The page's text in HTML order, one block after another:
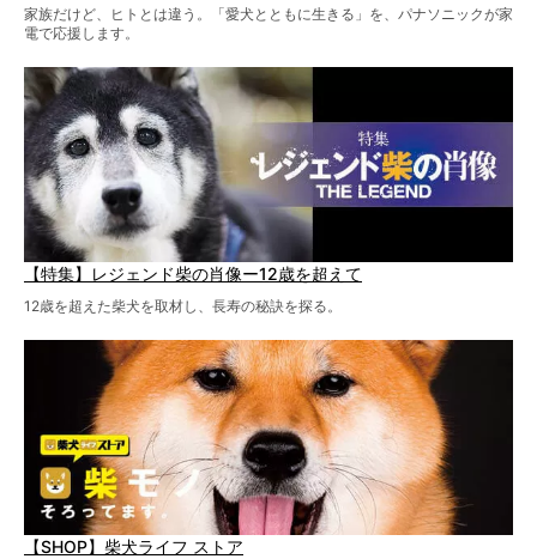
家族だけど、ヒトとは違う。「愛犬とともに生きる」を、パナソニックが家
電で応援します。
【特集】レジェンド柴の肖像ー12歳を超えて
12歳を超えた柴犬を取材し、長寿の秘訣を探る。
【SHOP】柴犬ライフ ストア